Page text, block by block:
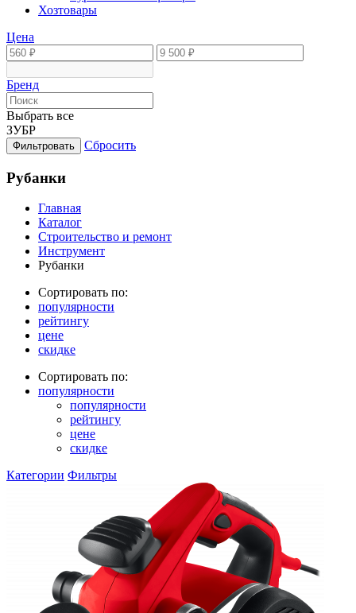
Хозтовары
Цена
Бренд
Выбрать все
ЗУБР
Фильтровать Сбросить
Рубанки
Главная
Каталог
Строительство и ремонт
Инструмент
Рубанки
Сортировать по:
популярности
рейтингу
цене
скидке
Сортировать по:
популярности
популярности
рейтингу
цене
скидке
Категории Фильтры